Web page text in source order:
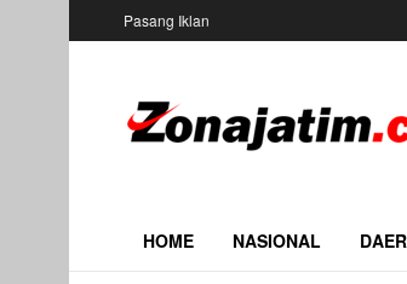
Pasang Iklan
HOME NASIONAL